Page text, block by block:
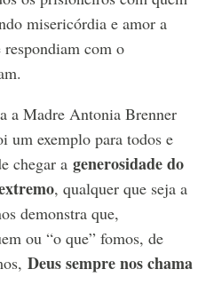
misericórdia e amor a
com o
a Madre Antonia Brenner
um exemplo para todos e
chegar a generosidade do
, qualquer que seja a
demonstra que,
ou “o que” fomos, de
Deus sempre nos chama